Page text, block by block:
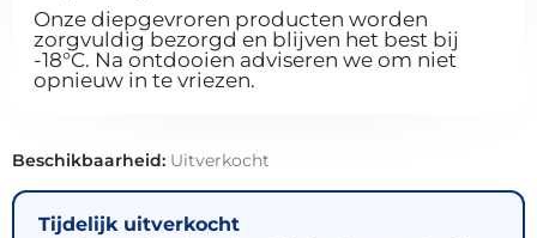
Onze diepgevroren producten worden
zorgvuldig bezorgd en blijven het best bij
-18°C. Na ontdooien adviseren we om niet
opnieuw in te vriezen.
Beschikbaarheid: Uitverkocht
Tijdelijk uitverkocht